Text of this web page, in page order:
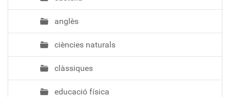
anglès
ciències naturals
clàssiques
educació física